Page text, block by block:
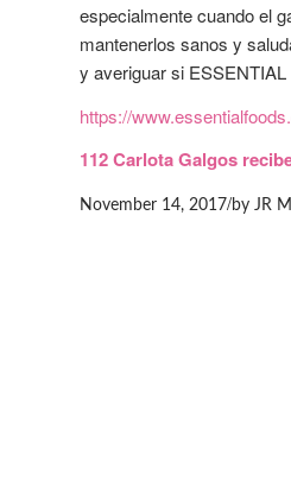
especialmente cuando el
mantenerlos sanos y
y averiguar si
https://
112 Carlota Galgos
November 14, 2017/by JR